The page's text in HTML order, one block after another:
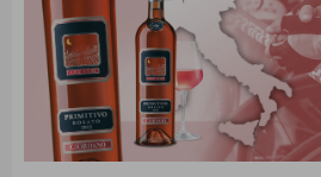
GIFT
CARD
BLOG